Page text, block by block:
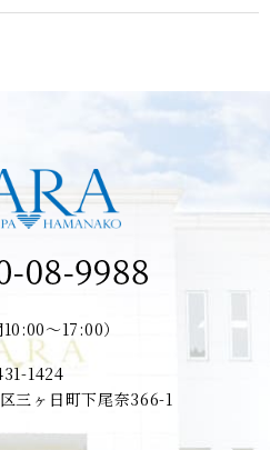
10:00～17:00）
1424
三ヶ日町下尾奈366-1